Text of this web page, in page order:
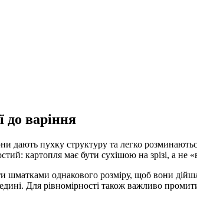
до варіння
пухку структуру та легко
картопля має бути сухішою на зрізі, а не
шматками однакового розміру, щоб вони
Для рівномірності також важливо